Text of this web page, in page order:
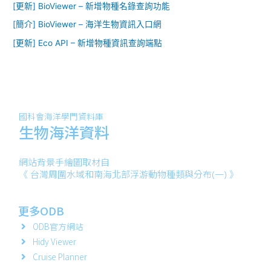
[更新] BioViewer – 新增物種名錄查詢功能​
[簡介] BioViewer – 海洋生物資訊入口網​
[更新] Eco API – 新增物種資訊查詢端點
國科會海洋學門資料庫
生物海洋資料
網站背景手繪圖取材自
《 台灣周圍水域和南海北部浮游動物種類與分布(一) 》
更多ODB
ODB官方網站
Hidy Viewer
Cruise Planner